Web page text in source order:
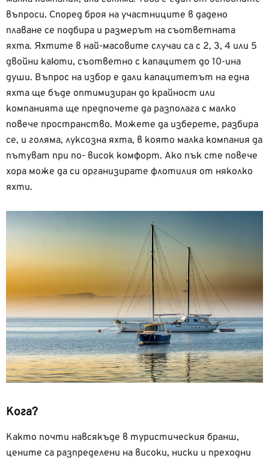
въпроси. Според броя на участниците в дадено
плаване се подбира и размерът на съответната
яхта. Яхтите в най-масовите случаи са с 2, 3, 4 или 5
двойни каюти, съответно с капацитет до 10-ина
души. Въпрос на избор е дали капацитетът на една
яхта ще бъде оптимизиран до крайност или
компанията ще предпочете да разполага с малко
повече пространство. Можете да изберете, разбира
се, и голяма, луксозна яхта, в която малка компания да
пътуват при по- висок комфорт. Ако пък сте повече
хора може да си организирате флотилия от няколко
яхти.
Кога?
Както почти навсякъде в туристическия бранш,
цените са разпределени на високи, ниски и преходни